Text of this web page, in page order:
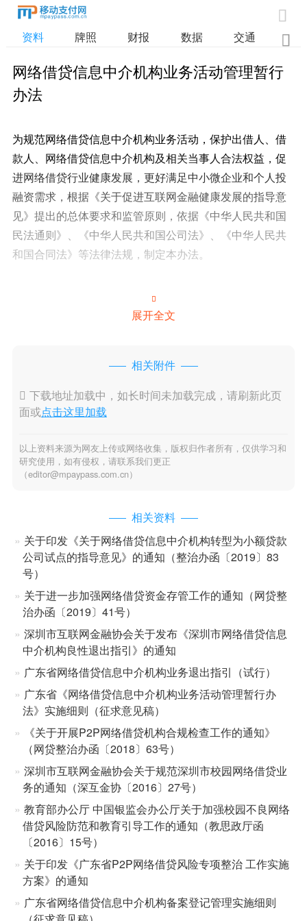

资料 牌照 财报 数据 交通 
网络借贷信息中介机构业务活动管理暂行
办法
为规范网络借贷信息中介机构业务活动，保护出借人、借
款人、网络借贷信息中介机构及相关当事人合法权益，促
进网络借贷行业健康发展，更好满足中小微企业和个人投
融资需求，根据《关于促进互联网金融健康发展的指导意
见》提出的总体要求和监管原则，依据《中华人民共和国
民法通则》、《中华人民共和国公司法》、《中华人民共
和国合同法》等法律法规，制定本办法。

展开全文
相关附件
 下载地址加载中，如长时间未加载完成，请刷新此页
面或点击这里加载
以上资料来源为网友上传或网络收集，版权归作者所有，仅供学习和
研究使用，如有侵权，请联系我们更正
（editor@mpaypass.com.cn）
相关资料
关于印发《关于网络借贷信息中介机构转型为小额贷款
公司试点的指导意见》的通知（整治办函〔2019〕83
号）
关于进一步加强网络借贷资金存管工作的通知（网贷整
治办函〔2019〕41号）
深圳市互联网金融协会关于发布《深圳市网络借贷信息
中介机构良性退出指引》的通知
广东省网络借贷信息中介机构业务退出指引（试行）
广东省《网络借贷信息中介机构业务活动管理暂行办
法》实施细则（征求意见稿）
《关于开展P2P网络借贷机构合规检查工作的通知》
（网贷整治办函〔2018〕63号）
深圳市互联网金融协会关于规范深圳市校园网络借贷业
务的通知（深互金协〔2016〕27号）
教育部办公厅 中国银监会办公厅关于加强校园不良网络
借贷风险防范和教育引导工作的通知（教思政厅函
〔2016〕15号）
关于印发《广东省P2P网络借贷风险专项整治 工作实施
方案》的通知
广东省网络借贷信息中介机构备案登记管理实施细则